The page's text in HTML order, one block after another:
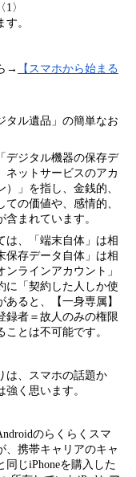
〉
。
→
【スマホから始まる
タル遺品」の簡単なお
デジタル機器の保存デ
ネットサービスのアカ
」を指し、金銭的、
の価値や、感情的、
まれています。
は、「端末自体」は相
保存データ自体」は相
ラインアカウント」
に「契約した人しか使
ると、【一身専属】
録者＝故人のみの権限
とは不可能です。
は、スマホの話題か
く思います。
のらくらくスマ
、携帯キャリアのキャ
同じiPhoneを購入した